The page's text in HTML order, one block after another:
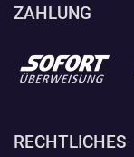
ZAHLUNG
RECHTLICHES